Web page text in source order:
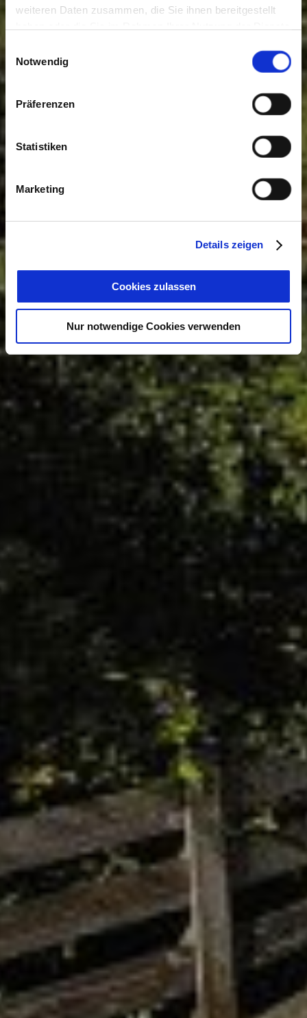
weiteren Daten zusammen, die Sie ihnen bereitgestellt
Cookies, wenn Sie unsere Webseite weiterhin nutzen.
Einwilligungsauswahl
Notwendig
Präferenzen
Statistiken
Marketing
Details zeigen
Cookies zulassen
Nur notwendige Cookies verwenden